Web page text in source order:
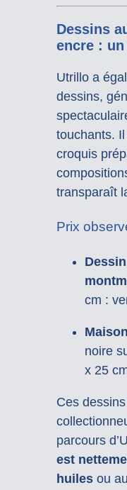
Dessins
encre :
Utrillo a
dessins,
touchants. Il
croquis
transparaît
Prix
cm :
noire
x 25
Ces
parcours
est
huilesou